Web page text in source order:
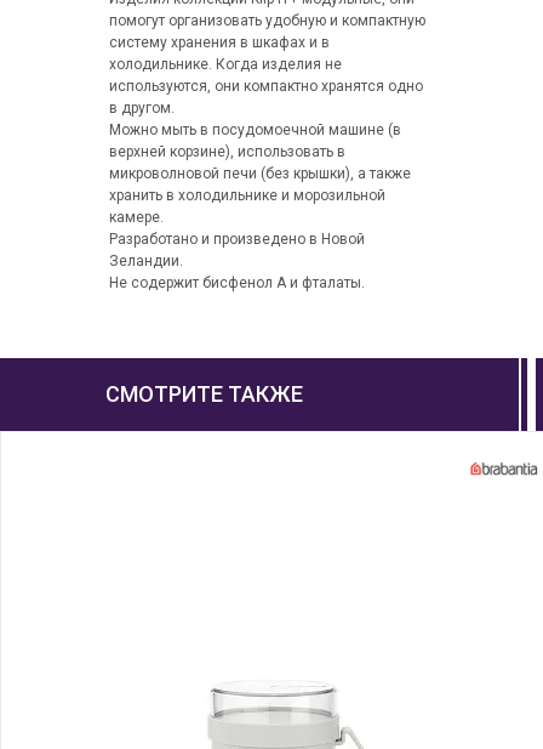
помогут организовать удобную и компактную
систему хранения в шкафах и в
холодильнике. Когда изделия не
используются, они компактно хранятся одно
в другом.
Можно мыть в посудомоечной машине (в
верхней корзине), использовать в
микроволновой печи (без крышки), а также
хранить в холодильнике и морозильной
камере.
Разработано и произведено в Новой
Зеландии.
Не содержит бисфенол А и фталаты.
СМОТРИТЕ ТАКЖЕ